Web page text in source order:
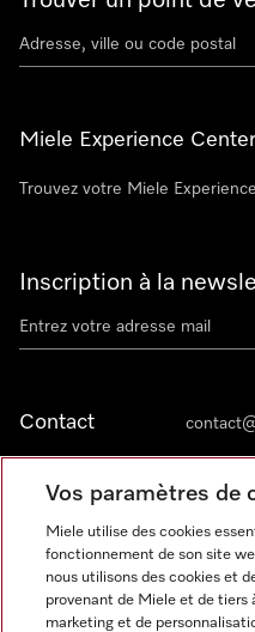
Miele Experience
Trouvez votre Miele
Inscription à la
Contact
Langue
FRANÇAIS
Vos paramètres de
Miele utilise des cookies
fonctionnement de son site
nous utilisons des cookies et
provenant de Miele et de tiers
marketing et de